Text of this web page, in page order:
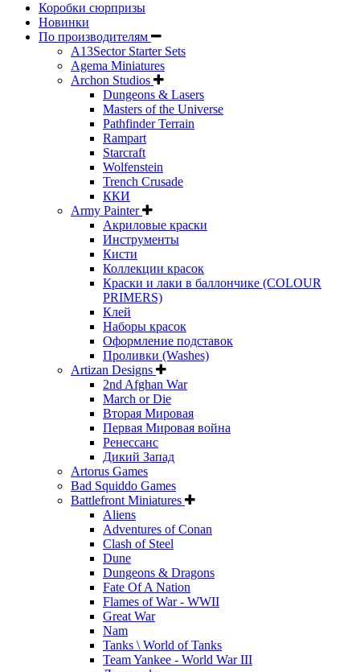
Коробки сюрпризы
Новинки
По производителям
A13Sector Starter Sets
Agema Miniatures
Archon Studios
Dungeons & Lasers
Masters of the Universe
Pathfinder Terrain
Rampart
Starcraft
Wolfenstein
Trench Crusade
ККИ
Army Painter
Акриловые краски
Инструменты
Кисти
Коллекции красок
Краски и лаки в баллончике (COLOUR
PRIMERS)
Клей
Наборы красок
Оформление подставок
Проливки (Washes)
Artizan Designs
2nd Afghan War
March or Die
Вторая Мировая
Первая Мировая война
Ренессанс
Дикий Запад
Artorus Games
Bad Squiddo Games
Battlefront Miniatures
Aliens
Adventures of Conan
Clash of Steel
Dune
Dungeons & Dragons
Fate Of A Nation
Flames of War - WWII
Great War
Nam
Tanks \ World of Tanks
Team Yankee - World War III